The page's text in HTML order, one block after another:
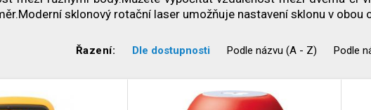
sklonový rotační laser umožňuje nastavení sklonu v obou
Řazení: Dle dostupnosti Podle názvu (A - Z) Podle